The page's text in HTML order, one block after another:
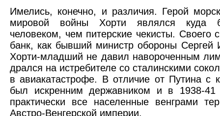
Имелись, конечно, и различия. Герой
мировой войны Хорти являлся куда
человеком, чем питерские чекисты. Своего
банк, как бывший министр обороны Сергей
Хорти-младший не давил навороченным
дрался на истребителе со сталинскими
в авиакатастрофе. В отличие от Путина с
был искренним державником и в 1938-41
практически все населенные венграми
Австро-Венгерской империи.